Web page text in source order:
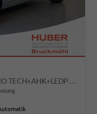
SPORTBACK NEU TFSI QUATTRO TECH+AHK+LEDPLUS+ACC+KAMERA+ALU18+VOLLLACK